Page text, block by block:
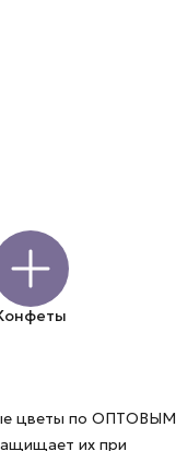
цветы по ОПТОВЫМ
их при